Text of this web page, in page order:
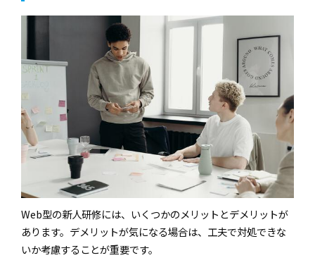
Web型の新人研修には、いくつかのメリットとデメリットが
あります。デメリットが気になる場合は、工夫で対処できな
いか考慮することが重要です。